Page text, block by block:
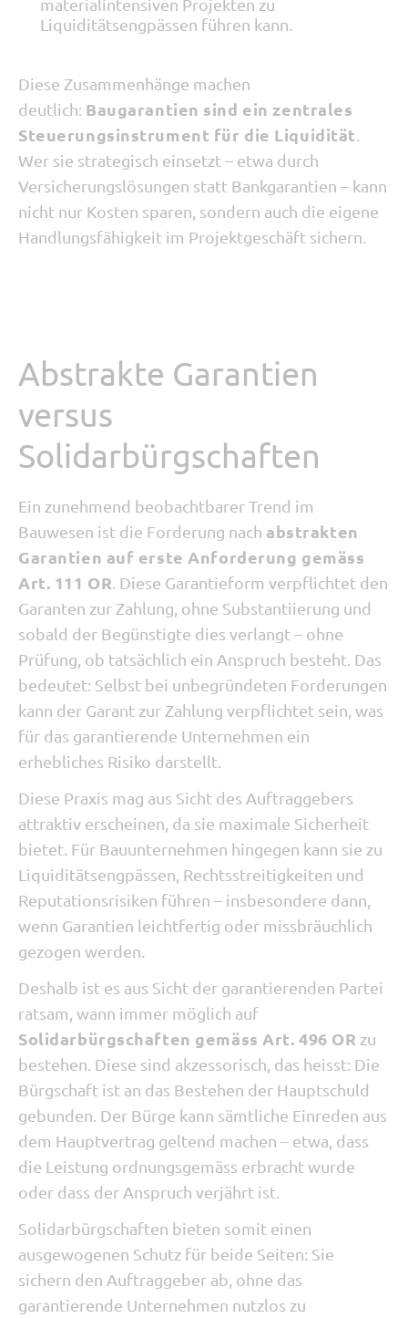
materialintensiven Projekten zu
Liquiditätsengpässen führen kann.
Diese Zusammenhänge machen
deutlich: Baugarantien sind ein zentrales
Steuerungsinstrument für die Liquidität
Wer sie strategisch einsetzt – etwa durch
Versicherungslösungen statt Bankgarantien – kann
nicht nur Kosten sparen, sondern auch die eigene
Handlungsfähigkeit im Projektgeschäft sichern.
Abstrakte Garantien
versus
Solidarbürgschaften
Ein zunehmend beobachtbarer Trend im
Bauwesen ist die Forderung nach abstrakten
Garantien auf erste Anforderung gemäss
Art. 111 OR . Diese Garantieform verpflichtet den
Garanten zur Zahlung, ohne Substantiierung und
sobald der Begünstigte dies verlangt – ohne
Prüfung, ob tatsächlich ein Anspruch besteht. Das
bedeutet: Selbst bei unbegründeten Forderungen
kann der Garant zur Zahlung verpflichtet sein, was
für das garantierende Unternehmen ein
erhebliches Risiko darstellt.
Diese Praxis mag aus Sicht des Auftraggebers
attraktiv erscheinen, da sie maximale Sicherheit
bietet. Für Bauunternehmen hingegen kann sie zu
Liquiditätsengpässen, Rechtsstreitigkeiten und
Reputationsrisiken führen – insbesondere dann,
wenn Garantien leichtfertig oder missbräuchlich
gezogen werden.
Deshalb ist es aus Sicht der garantierenden Partei
ratsam, wann immer möglich auf
Solidarbürgschaften gemäss Art. 496 OR zu
bestehen. Diese sind akzessorisch, das heisst: Die
Bürgschaft ist an das Bestehen der Hauptschuld
gebunden. Der Bürge kann sämtliche Einreden aus
dem Hauptvertrag geltend machen – etwa, dass
die Leistung ordnungsgemäss erbracht wurde
oder dass der Anspruch verjährt ist.
Solidarbürgschaften bieten somit einen
ausgewogenen Schutz für beide Seiten: Sie
sichern den Auftraggeber ab, ohne das
garantierende Unternehmen nutzlos zu